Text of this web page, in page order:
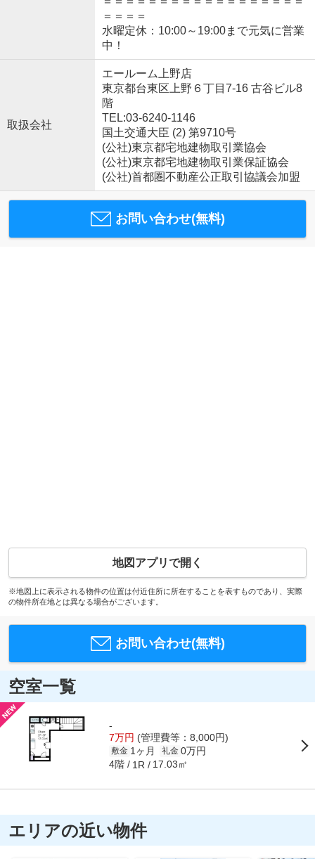
＝＝＝＝
水曜定休：10:00～19:00まで元気に営業
中！
取扱会社
エールーム上野店
東京都台東区上野６丁目7-16 古谷ビル8
階
TEL:03-6240-1146
国土交通大臣 (2) 第9710号
(公社)東京都宅地建物取引業協会
(公社)東京都宅地建物取引業保証協会
(公社)首都圏不動産公正取引協議会加盟
お問い合わせ(無料)
地図アプリで開く
※地図上に表示される物件の位置は付近住所に所在することを表すものであり、実際
の物件所在地とは異なる場合がございます。
お問い合わせ(無料)
空室一覧
-
7万円 (管理費等：8,000円)
敷金 1ヶ月 礼金 0万円
4階 1R 17.03㎡
エリアの近い物件